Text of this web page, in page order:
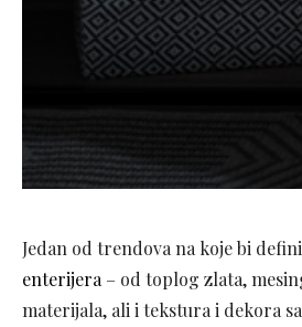
Jedan od trendova na koje bi
enterijera – od toplog zlata,
materijala, ali i tekstura i dekora